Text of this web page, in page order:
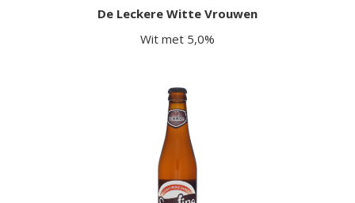
De Leckere Witte Vrouwen
Wit met 5,0%